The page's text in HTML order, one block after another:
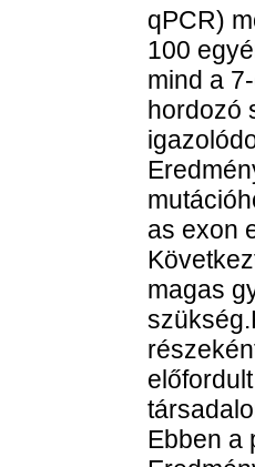
qPCR)
100
mind a
hordozó
as exon
magas
Ebben a